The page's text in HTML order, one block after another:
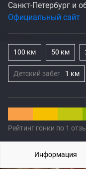
Рейтинг гонки по 1
Санкт-Петербург и
Официальный сайт
100 км 50 км
Детский забег 1 км
Информация